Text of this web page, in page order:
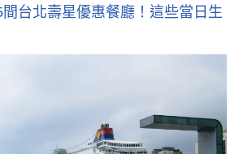
台北壽星優惠餐廳！這些當日生